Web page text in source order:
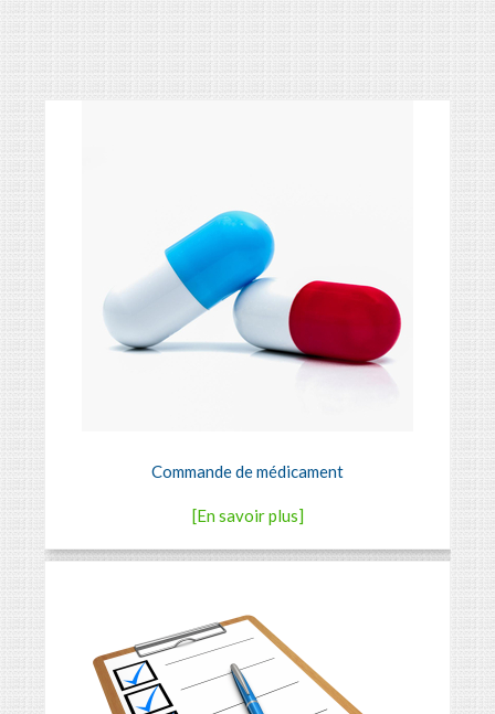
Commande de médicament
[En savoir plus]